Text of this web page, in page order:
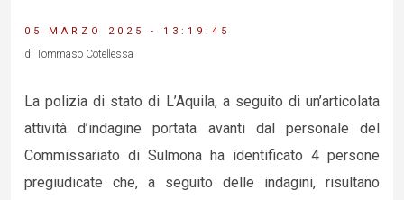
05 MARZO 2025 - 13:19:45
di Tommaso Cotellessa
La polizia di stato di L’Aquila, a seguito di un’articolata
attività d’indagine portata avanti dal personale del
Commissariato di Sulmona ha identificato 4 persone
pregiudicate che, a seguito delle indagini, risultano